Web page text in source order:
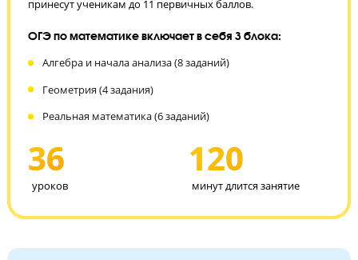
практику. Группа сначала изучает первую часть – задачи с
переходит к второй части. Задания с кратким ответом
принесут ученикам до 11 первичных баллов.
ОГЭ по математике включает в себя 3 блока:
Геометрия (4 задания)
Реальная математика (6 заданий)
36 120